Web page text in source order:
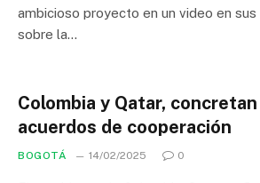
ambicioso proyecto en un video en sus
sobre la…
Colombia y Qatar,
acuerdos de cooperación
BOGOTÁ 14/02/2025 0